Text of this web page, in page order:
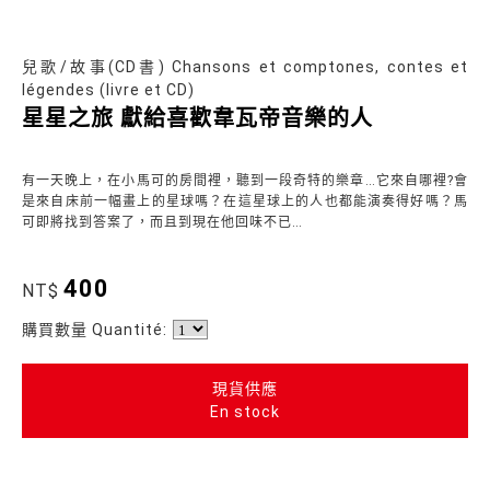
兒歌/故事(CD書) Chansons et comptones, contes et
légendes (livre et CD)
星星之旅 獻給喜歡韋瓦帝音樂的人
有一天晚上，在小馬可的房間裡，聽到一段奇特的樂章…它來自哪裡?會
是來自床前一幅畫上的星球嗎？在這星球上的人也都能演奏得好嗎？馬
可即將找到答案了，而且到現在他回味不已…
NT$ 400
購買數量 Quantité:
現貨供應
En stock